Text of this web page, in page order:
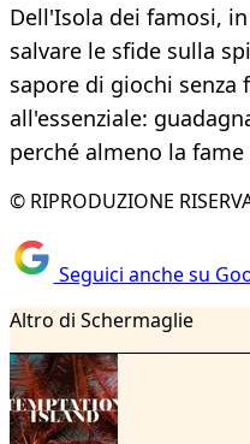
Dell'Isola dei famosi,
salvare le sfide sulla
sapore di giochi senza
all'essenziale:
perché almeno la
© RIPRODUZIONE
Seguici anche su
Altro di Schermaglie